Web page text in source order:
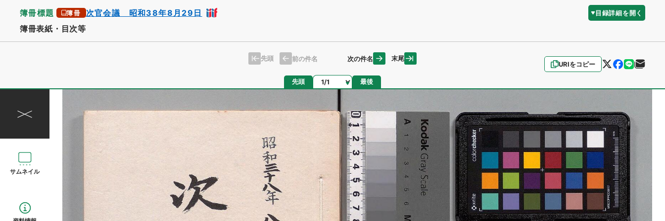
簿冊標題 簿冊 次官会議 昭和38年8月29日 目録詳細を開く
簿冊表紙・目次等
URIをコピー
先頭 前の件名 次の件名 末尾
先頭 ページ 最後
サムネイル